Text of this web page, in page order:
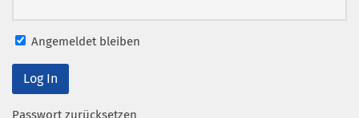
Mitglied werden
AKTUELLES
Angemeldet bleiben
Passwort zurücksetzen